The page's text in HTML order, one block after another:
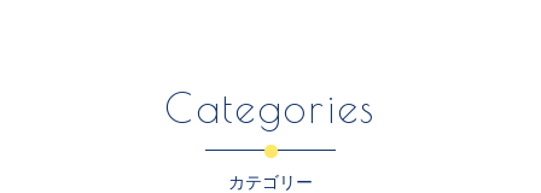
Categories
カテゴリー